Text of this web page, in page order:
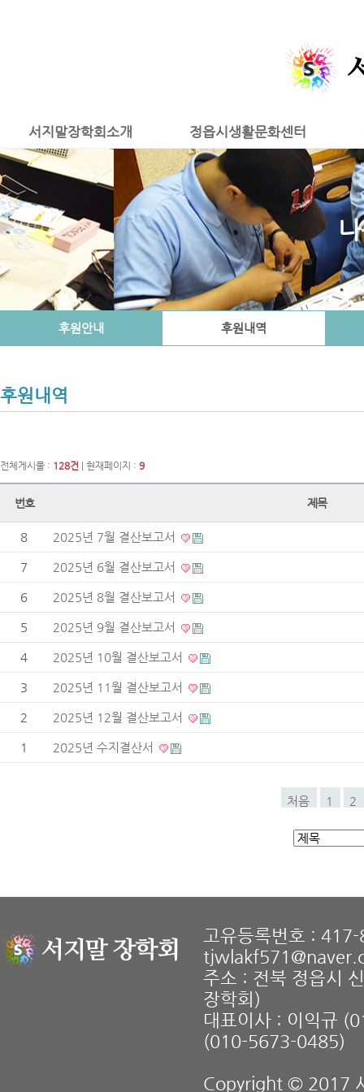
서지말장학회소개 정읍시생활문화센터
후원안내 후원내역
후원내역
전체게시물 : 128건 | 현재페이지 : 9
번호 제목
8 2025년 7월 결산보고서
7 2025년 6월 결산보고서
6 2025년 8월 결산보고서
5 2025년 9월 결산보고서
4 2025년 10월 결산보고서
3 2025년 11월 결산보고서
2 2025년 12월 결산보고서
1 2025년 수지결산서
처음 1 2
고유등록번호 :
주소 : 전북 정읍시
장학회)
대표이사 : 이익규
(010-5673-0485)
Copyright © 2017